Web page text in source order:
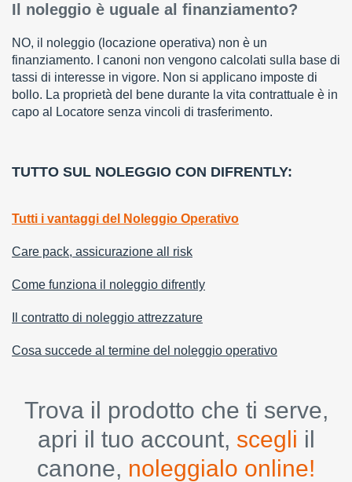
Il noleggio è uguale al finanziamento?
NO, il noleggio (locazione operativa) non è un
finanziamento. I canoni non vengono calcolati sulla base di
tassi di interesse in vigore. Non si applicano imposte di
bollo. La proprietà del bene durante la vita contrattuale è in
capo al Locatore senza vincoli di trasferimento.
TUTTO SUL NOLEGGIO CON DIFRENTLY:
Tutti i vantaggi del Noleggio Operativo
Care pack, assicurazione all risk
Come funziona il noleggio difrently
Il contratto di noleggio attrezzature
Cosa succede al termine del noleggio operativo
Trova il prodotto che ti serve,
apri il tuo account, scegli il
canone, noleggialo online!